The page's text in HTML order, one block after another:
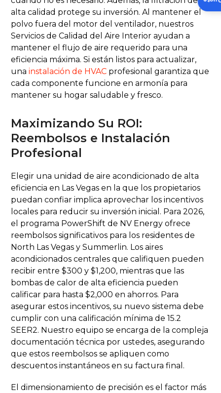
alta calidad protege su inversión. Al mantener el
polvo fuera del motor del ventilador, nuestros
Servicios de Calidad del Aire Interior ayudan a
mantener el flujo de aire requerido para una
eficiencia máxima. Si están listos para actualizar,
unainstalación de HVAC profesional garantiza que
cada componente funcione en armonía para
mantener su hogar saludable y fresco.
Maximizando Su ROI:
Reembolsos e Instalación
Profesional
Elegir una unidad de aire acondicionado de alta
eficiencia en Las Vegas en la que los propietarios
puedan confiar implica aprovechar los incentivos
locales para reducir su inversión inicial. Para 2026,
el programa PowerShift de NV Energy ofrece
reembolsos significativos para los residentes de
North Las Vegas y Summerlin. Los aires
acondicionados centrales que califiquen pueden
recibir entre $300 y $1,200, mientras que las
bombas de calor de alta eficiencia pueden
calificar para hasta $2,000 en ahorros. Para
asegurar estos incentivos, su nuevo sistema debe
cumplir con una calificación mínima de 15.2
SEER2. Nuestro equipo se encarga de la compleja
documentación técnica por ustedes, asegurando
que estos reembolsos se apliquen como
descuentos instantáneos en su factura final.
El dimensionamiento de precisión es el factor más